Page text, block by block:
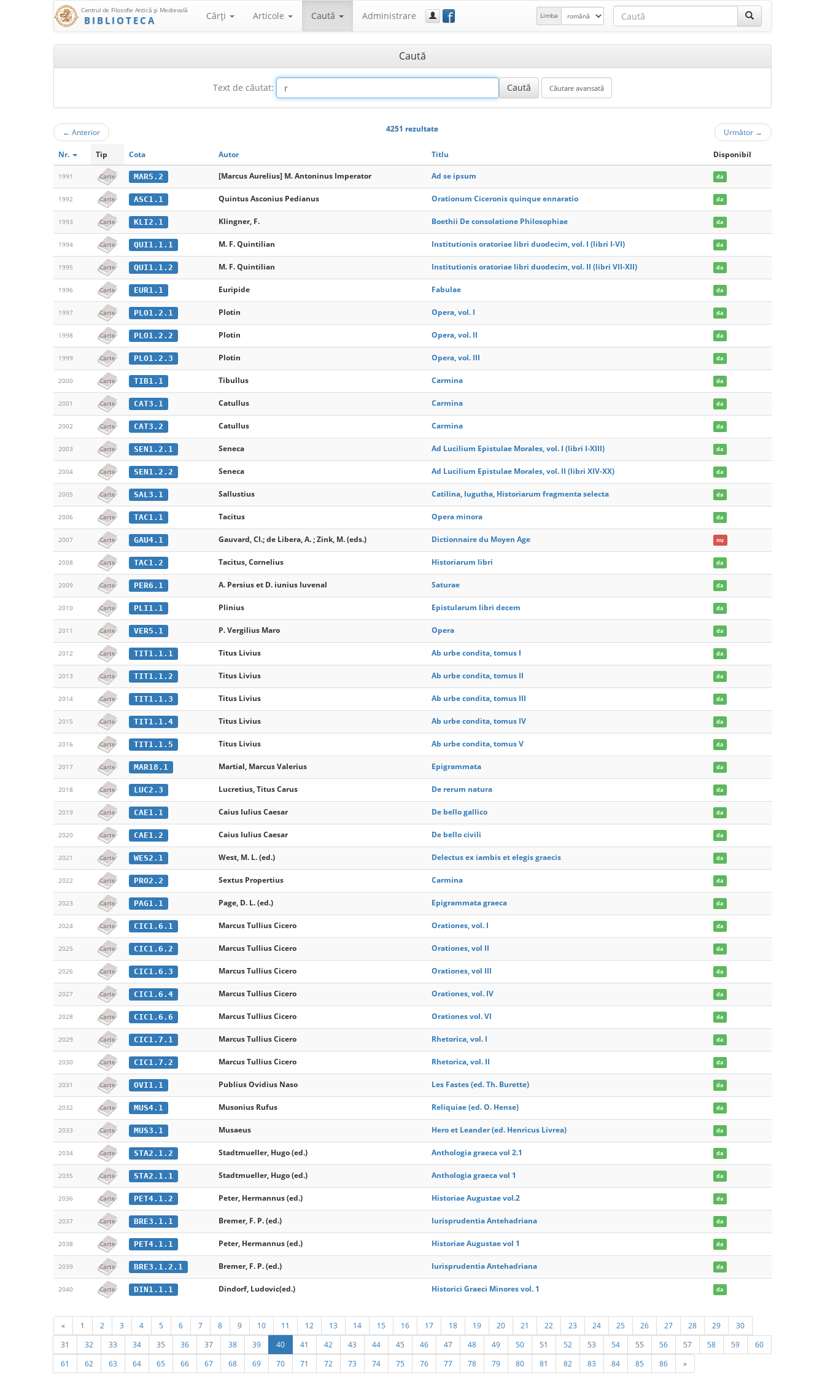
Centrul de Filosofie Antică şi Medievală
BIBLIOTECA Cărţi Articole Caută Administrare f Limba
Caută
Text de căutat:
← Anterior 4251 rezultate Următor →
Nr. Tip Cota Autor Titlu Disponibil
1991 Carte MAR5.2 [Marcus Aurelius] M. Antoninus Imperator Ad se ipsum da
1992 Carte ASC1.1 Quintus Asconius Pedianus Orationum Ciceronis quinque ennaratio da
1993 Carte KLI2.1 Klingner, F. Boethii De consolatione Philosophiae da
1994 Carte QUI1.1.1 M. F. Quintilian Institutionis oratoriae libri duodecim, vol. I (libri I-VI) da
1995 Carte QUI1.1.2 M. F. Quintilian Institutionis oratoriae libri duodecim, vol. II (libri VII-XII) da
1996 Carte EUR1.1 Euripide Fabulae da
1997 Carte PLO1.2.1 Plotin Opera, vol. I da
1998 Carte PLO1.2.2 Plotin Opera, vol. II da
1999 Carte PLO1.2.3 Plotin Opera, vol. III da
2000 Carte TIB1.1 Tibullus Carmina da
2001 Carte CAT3.1 Catullus Carmina da
2002 Carte CAT3.2 Catullus Carmina da
2003 Carte SEN1.2.1 Seneca Ad Lucilium Epistulae Morales, vol. I (libri I-XIII) da
2004 Carte SEN1.2.2 Seneca Ad Lucilium Epistulae Morales, vol. II (libri XIV-XX) da
2005 Carte SAL3.1 Sallustius Catilina, Iugutha, Historiarum fragmenta selecta da
2006 Carte TAC1.1 Tacitus Opera minora da
2007 Carte GAU4.1 Gauvard, Cl.; de Libera, A. ; Zink, M. (eds.) Dictionnaire du Moyen Age nu
2008 Carte TAC1.2 Tacitus, Cornelius Historiarum libri da
2009 Carte PER6.1 A. Persius et D. iunius Iuvenal Saturae da
2010 Carte PLI1.1 Plinius Epistularum libri decem da
2011 Carte VER5.1 P. Vergilius Maro Opera da
2012 Carte TIT1.1.1 Titus Livius Ab urbe condita, tomus I da
2013 Carte TIT1.1.2 Titus Livius Ab urbe condita, tomus II da
2014 Carte TIT1.1.3 Titus Livius Ab urbe condita, tomus III da
2015 Carte TIT1.1.4 Titus Livius Ab urbe condita, tomus IV da
2016 Carte TIT1.1.5 Titus Livius Ab urbe condita, tomus V da
2017 Carte MAR18.1 Martial, Marcus Valerius Epigrammata da
2018 Carte LUC2.3 Lucretius, Titus Carus De rerum natura da
2019 Carte CAE1.1 Caius Iulius Caesar De bello gallico da
2020 Carte CAE1.2 Caius Iulius Caesar De bello civili da
2021 Carte WES2.1 West, M. L. (ed.) Delectus ex iambis et elegis graecis da
2022 Carte PRO2.2 Sextus Propertius Carmina da
2023 Carte PAG1.1 Page, D. L. (ed.) Epigrammata graeca da
2024 Carte CIC1.6.1 Marcus Tullius Cicero Orationes, vol. I da
2025 Carte CIC1.6.2 Marcus Tullius Cicero Orationes, vol II da
2026 Carte CIC1.6.3 Marcus Tullius Cicero Orationes, vol III da
2027 Carte CIC1.6.4 Marcus Tullius Cicero Orationes, vol. IV da
2028 Carte CIC1.6.6 Marcus Tullius Cicero Orationes vol. VI da
2029 Carte CIC1.7.1 Marcus Tullius Cicero Rhetorica, vol. I da
2030 Carte CIC1.7.2 Marcus Tullius Cicero Rhetorica, vol. II da
2031 Carte OVI1.1 Publius Ovidius Naso Les Fastes (ed. Th. Burette) da
2032 Carte MUS4.1 Musonius Rufus Reliquiae (ed. O. Hense) da
2033 Carte MUS3.1 Musaeus Hero et Leander (ed. Henricus Livrea) da
2034 Carte STA2.1.2 Stadtmueller, Hugo (ed.) Anthologia graeca vol 2.1 da
2035 Carte STA2.1.1 Stadtmueller, Hugo (ed.) Anthologia graeca vol 1 da
2036 Carte PET4.1.2 Peter, Hermannus (ed.) Historiae Augustae vol.2 da
2037 Carte BRE3.1.1 Bremer, F. P. (ed.) Iurisprudentia Antehadriana da
2038 Carte PET4.1.1 Peter, Hermannus (ed.) Historiae Augustae vol 1 da
2039 Carte BRE3.1.2.1 Bremer, F. P. (ed.) Iurisprudentia Antehadriana da
2040 Carte DIN1.1.1 Dindorf, Ludovic(ed.) Historici Graeci Minores vol. 1 da
« 1 2 3 4 5 6 7 8 9 10 11 12 13 14 15 16 17 18 19 20 21 22 23 24 25 26 27 28 29
30
31
32 33 34 35 36 37 38 39 40 41 42 43 44 45 46 47 48 49 50 51 52 53 54 55 56 57 58 59
60
61
62 63 64 65 66 67 68 69 70 71 72 73 74 75 76 77 78 79 80 81 82 83 84 85 86 »